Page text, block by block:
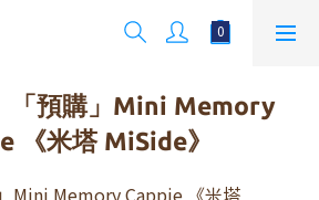
「預購」Mini Memory
《米塔 MiSide》
」Mini Memory Cappie 《米塔